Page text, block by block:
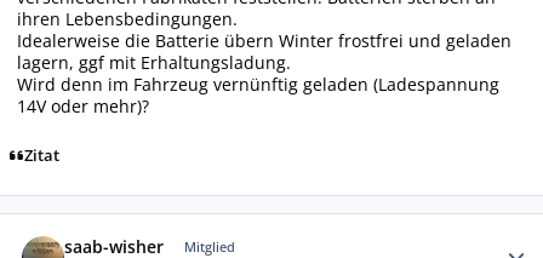
ihren Lebensbedingungen.
Idealerweise die Batterie übern Winter frostfrei und geladen
lagern, ggf mit Erhaltungsladung.
Wird denn im Fahrzeug vernünftig geladen (Ladespannung
14V oder mehr)?
Zitat
saab-wisher Mitglied